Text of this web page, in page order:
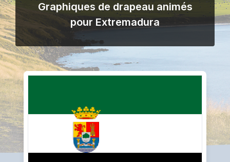
Graphiques de drapeau animés
pour Extremadura